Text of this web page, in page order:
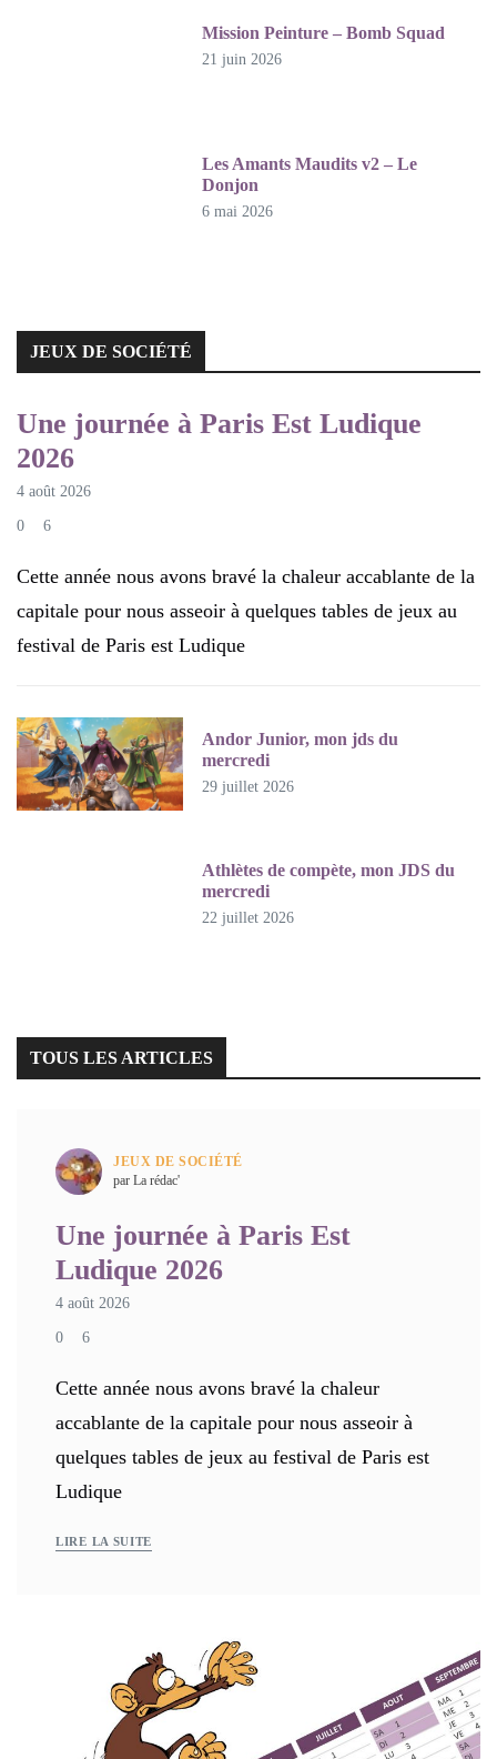
Mission Peinture – Bomb Squad
21 juin 2026
Les Amants Maudits v2 – Le
Donjon
6 mai 2026
JEUX DE SOCIÉTÉ
JEUX DE SOCIÉTÉ
Une journée à Paris Est Ludique
2026
4 août 2026
0 6
Cette année nous avons bravé la chaleur accablante de la
capitale pour nous asseoir à quelques tables de jeux au
festival de Paris est Ludique
Andor Junior, mon jds du
mercredi
29 juillet 2026
Athlètes de compète, mon JDS du
mercredi
22 juillet 2026
TOUS LES ARTICLES
JEUX DE SOCIÉTÉ
par La rédac'
Une journée à Paris Est
Ludique 2026
4 août 2026
0 6
Cette année nous avons bravé la chaleur
accablante de la capitale pour nous asseoir à
quelques tables de jeux au festival de Paris est
Ludique
LIRE LA SUITE